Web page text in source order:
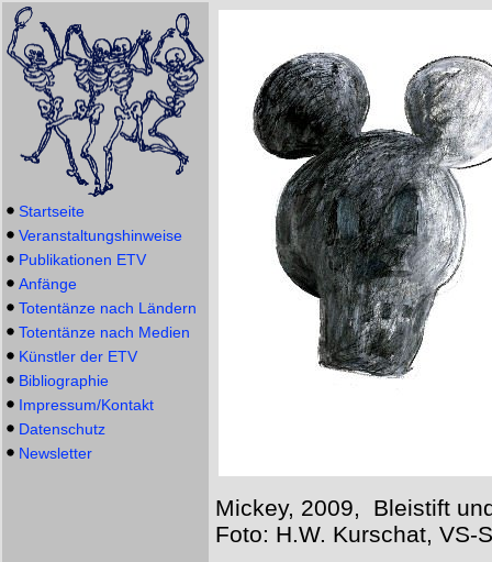
Startseite
Veranstaltungshinweise
Publikationen ETV
Anfänge
Totentänze nach Ländern
Totentänze nach Medien
Künstler der ETV
Bibliographie
Impressum/Kontakt
Datenschutz
Newsletter
Mickey, 2009, Bleistift
Foto: H.W. Kurschat, VS-